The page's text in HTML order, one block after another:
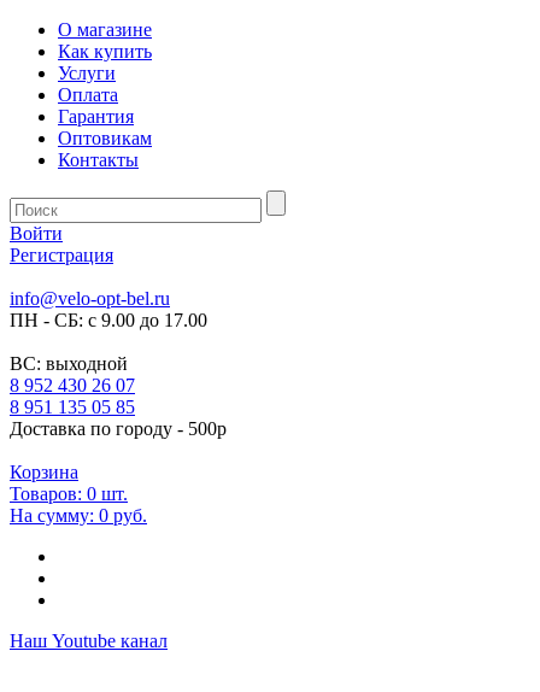
О магазине
Как купить
Услуги
Оплата
Гарантия
Оптовикам
Контакты
Войти
Регистрация
info@velo-opt-bel.ru
ПН - СБ: с 9.00 до 17.00
ВС: выходной
8 952 430 26 07
8 951 135 05 85
Доставка по городу - 500р
Корзина
Товаров: 0 шт.
На сумму: 0 руб.
Наш Youtube канал